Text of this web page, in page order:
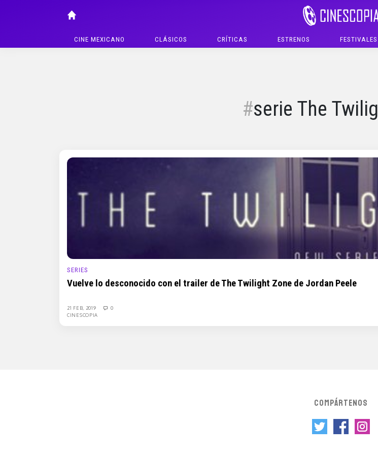
CINE MEXICANO CLÁSICOS CRÍTICAS ESTRENOS FESTIVALES
serie The
SERIES
Vuelve lo desconocido con el trailer de The Twilight Zone de Jordan Peele
21 FEB, 2019
0
CINESCOPIA
COMPÁRTENOS